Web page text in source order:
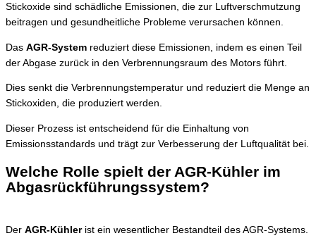
Stickoxide sind schädliche Emissionen, die zur Luftverschmutzung
beitragen und gesundheitliche Probleme verursachen können.
Das AGR-System reduziert diese Emissionen, indem es einen Teil
der Abgase zurück in den Verbrennungsraum des Motors führt.
Dies senkt die Verbrennungstemperatur und reduziert die Menge an
Stickoxiden, die produziert werden.
Dieser Prozess ist entscheidend für die Einhaltung von
Emissionsstandards und trägt zur Verbesserung der Luftqualität bei.
Welche Rolle spielt der AGR-Kühler im
Abgasrückführungssystem?
Der AGR-Kühlerist ein wesentlicher Bestandteil des AGR-Systems.